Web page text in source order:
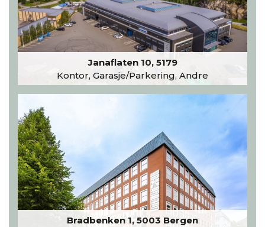
Janaflaten 10, 5179
Kontor, Garasje/Parkering, Andre
Bradbenken 1, 5003 Bergen